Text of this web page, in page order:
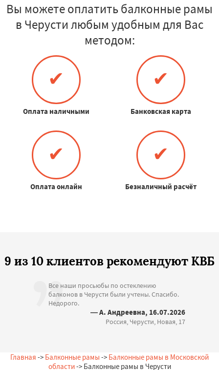
Вы можете оплатить балконные рамы
в Черусти любым удобным для Вас
методом:
✔
Оплата наличными
✔
Банковская карта
✔
Оплата онлайн
✔
Безналичный расчёт
9 из 10 клиентов рекомендуют КВБ
Все наши просьюбы по остеклению
балконов в Черусти были учтены. Спасибо.
Недорого.
— А. Андреевна, 16.07.2026
Россия, Черусти, Новая, 17
Главная -> Балконные рамы -> Балконные рамы в Московской
области-> Балконные рамы в Черусти